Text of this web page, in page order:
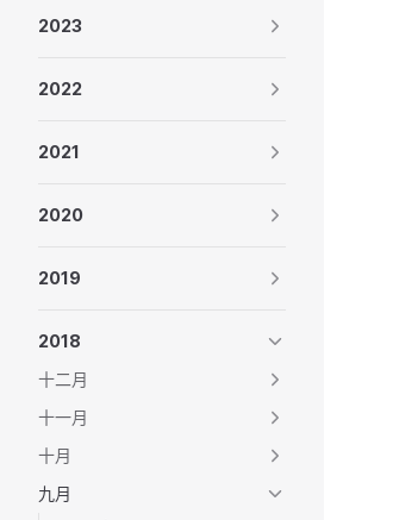
2023
2022
2021
2020
2019
2018
十二月
十一月
十月
九月